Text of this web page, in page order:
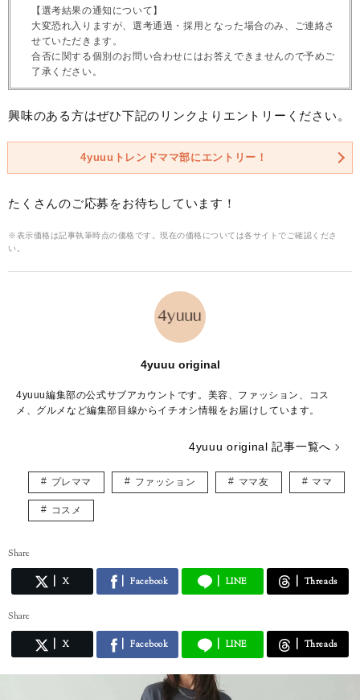
【選考結果の通知について】
大変恐れ入りますが、選考通過・採用となった場合のみ、ご連絡さ
せていただきます。
合否に関する個別のお問い合わせにはお答えできませんので予めご
了承ください。
興味のある方はぜひ下記のリンクよりエントリーください。
4yuuuトレンドママ部にエントリー！
たくさんのご応募をお待ちしています！
※表示価格は記事執筆時点の価格です。現在の価格については各サイトでご確認くださ
い。
4yuuu original
4yuuu編集部の公式サブアカウントです。美容、ファッション、コス
メ、グルメなど編集部目線からイチオシ情報をお届けしています。
4yuuu original 記事一覧へ
プレママ ファッション ママ友 ママ
コスメ
Share
X Facebook LINE Threads
Share
X Facebook LINE Threads